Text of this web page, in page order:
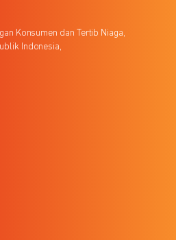
Konsumen dan Tertib Niaga,
Indonesia,